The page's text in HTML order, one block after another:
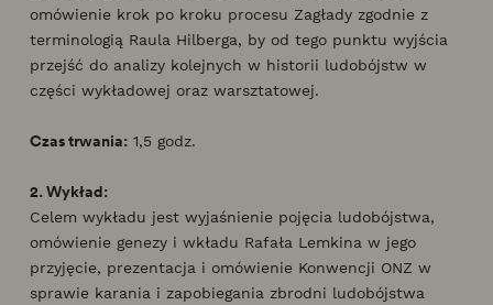
omówienie krok po kroku procesu Zagłady zgodnie z
terminologią Raula Hilberga, by od tego punktu wyjścia
przejść do analizy kolejnych w historii ludobójstw w
części wykładowej oraz warsztatowej.
Czas trwania: 1,5 godz.
2. Wykład:
Celem wykładu jest wyjaśnienie pojęcia ludobójstwa,
omówienie genezy i wkładu Rafała Lemkina w jego
przyjęcie, prezentacja i omówienie Konwencji ONZ w
sprawie karania i zapobiegania zbrodni ludobójstwa